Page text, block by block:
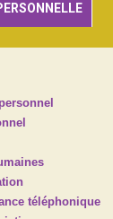
téléphonique